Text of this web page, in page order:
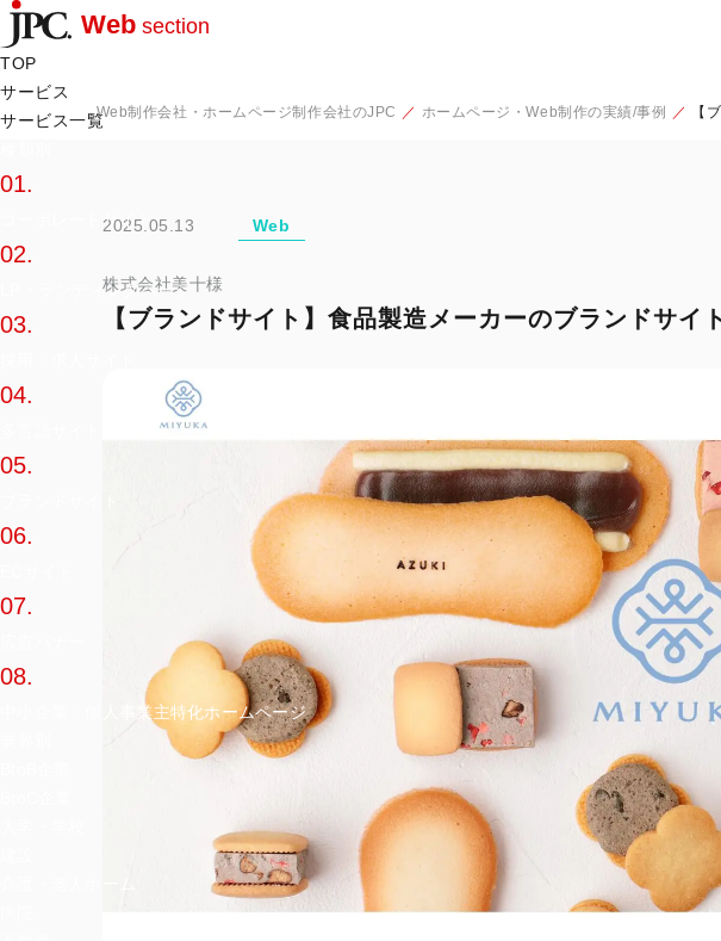
Web section
TOP
サービス
サービス一覧
01.
コーポレートサイト
02.
LP・ランディングページ
03.
04.
05.
06.
07.
08.
中小企業・個人事業主特化ホームページ
Web制作会社・ホームページ制作会社のJPC ホームページ・Web制作の実績/事例 【
2025.05.13 Web
株式会社美十様
【ブランドサイト】食品製造メーカーのブランドサイ